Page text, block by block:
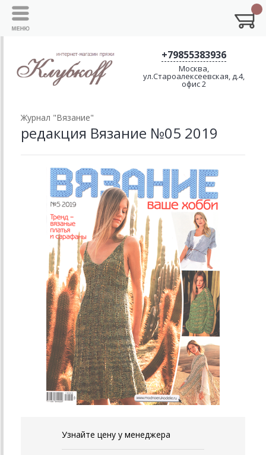
+79855383936
Москва,
ул.Староалексеевская, д.4,
офис 2
Журнал "Вязание"
редакция Вязание №05 2019
Узнайте цену у менеджера